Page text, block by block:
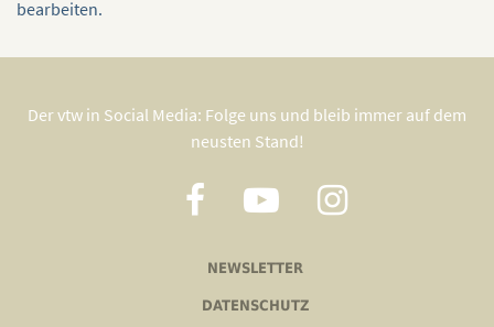
bearbeiten.
Der vtw in Social Media: Folge uns und bleib immer auf dem
neusten Stand!
NEWSLETTER
DATENSCHUTZ